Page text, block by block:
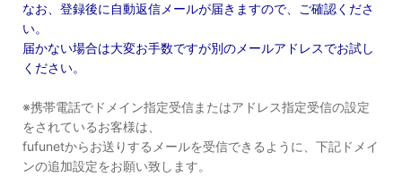
なお、登録後に自動返信メールが届きますので、ご確認くださ
い。
届かない場合は大変お手数ですが別のメールアドレスでお試し
ください。
※携帯電話でドメイン指定受信またはアドレス指定受信の設定
をされているお客様は、
fufunetからお送りするメールを受信できるように、下記ドメイ
ンの追加設定をお願い致します。